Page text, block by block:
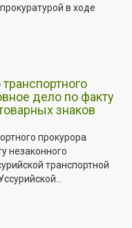
в ходе
дело по факту
знаков
прокурора
незаконного
транспортной